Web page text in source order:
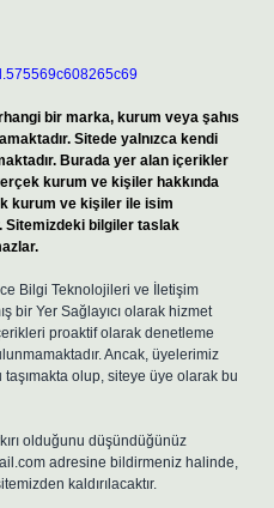
bir marka, kurum veya şahıs
Sitede yalnızca kendi
Burada yer alan içerikler
kurum ve kişiler hakkında
kurum ve kişiler ile isim
Sitemizdeki bilgiler taslak
Bilgi Teknolojileri ve İletişim
bir Yer Sağlayıcı olarak hizmet
proaktif olarak denetleme
Ancak, üyelerimiz
olup, siteye üye olarak bu
olduğunu düşündüğünüz
adresine bildirmeniz halinde,
kaldırılacaktır.